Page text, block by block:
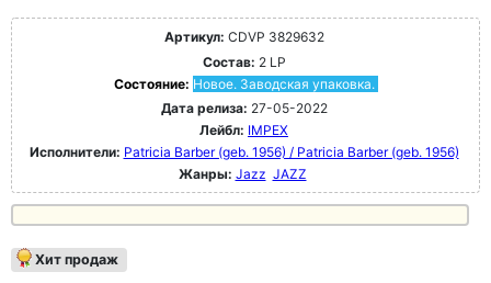
Артикул: CDVP 3829632
Состав: 2 LP
Состояние: Новое. Заводская упаковка.
Дата релиза: 27-05-2022
Лейбл: IMPEX
Исполнители: Patricia Barber (geb. 1956) / Patricia Barber (geb. 1956)
Жанры: Jazz JAZZ
Хит продаж